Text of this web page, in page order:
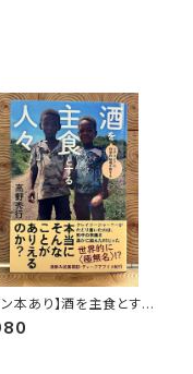
ン本あり】酒を主食とする
チオピアの科学的秘境
る